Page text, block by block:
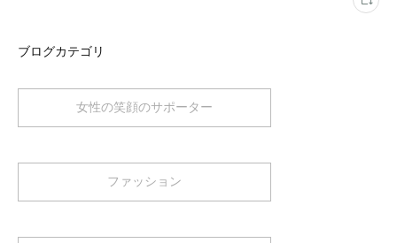
ブログカテゴリ
女性の笑顔のサポーター
ファッション